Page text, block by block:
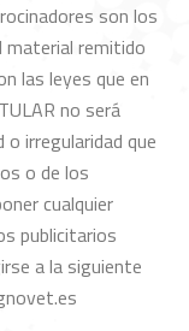
son los
material remitido
las leyes que en
no será
irregularidad que
o de los
cualquier
publicitarios
a la siguiente